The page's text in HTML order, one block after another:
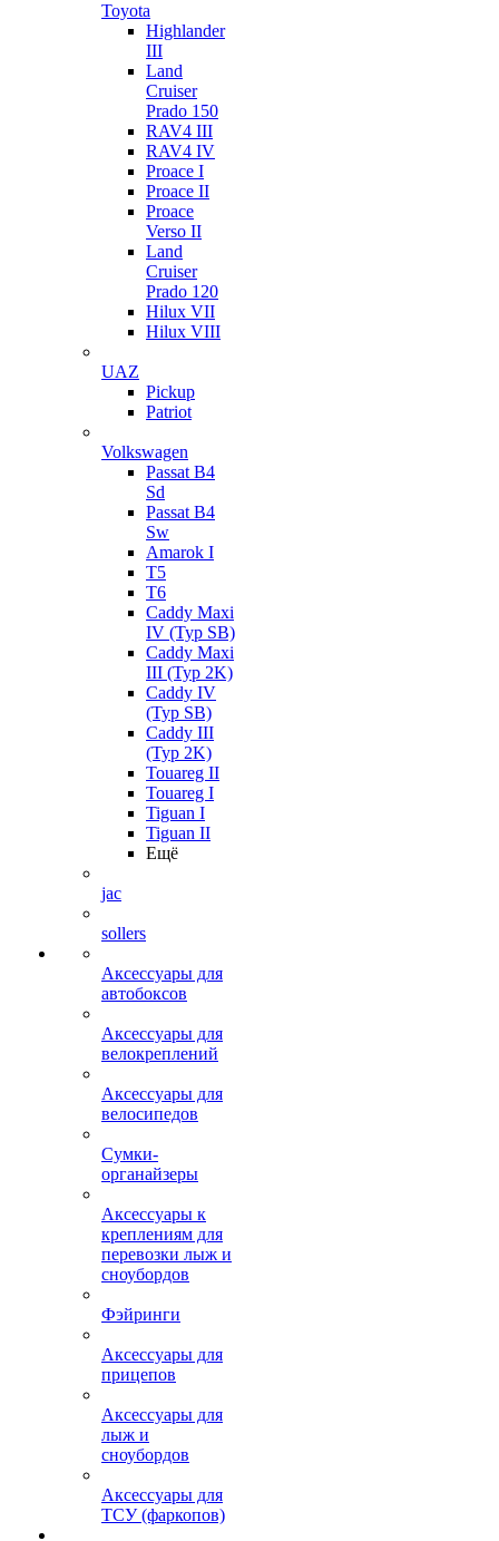
Toyota
Highlander
III
Land
Cruiser
Prado 150
RAV4 III
RAV4 IV
Proace I
Proace II
Proace
Verso II
Land
Cruiser
Prado 120
Hilux VII
Hilux VIII
UAZ
Pickup
Patriot
Volkswagen
Passat B4
Sd
Passat B4
Sw
Amarok I
T5
T6
Caddy Maxi
IV (Typ SB)
Caddy Maxi
III (Typ 2K)
Caddy IV
(Typ SB)
Caddy III
(Typ 2K)
Touareg II
Touareg I
Tiguan I
Tiguan II
Ещё
jac
sollers
Аксессуары для
автобоксов
Аксессуары для
велокреплений
Аксессуары для
велосипедов
Сумки-
органайзеры
Аксессуары к
креплениям для
перевозки лыж и
сноубордов
Фэйринги
Аксессуары для
прицепов
Аксессуары для
лыж и
сноубордов
Аксессуары для
ТСУ (фаркопов)